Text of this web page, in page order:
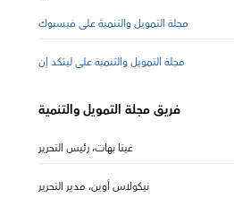
مجلة التمويل والتنمية على فيسبوك
مجلة التمويل والتنمية على لينكد إن
فريق مجلة التمويل والتنمية
غيتا بهات، رئيس التحرير
نيكولاس أوين، مدير التحرير